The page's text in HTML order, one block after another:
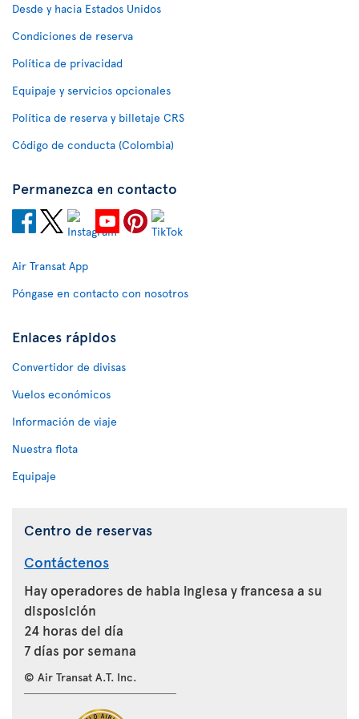
Desde y hacia Estados Unidos
Condiciones de reserva
Política de privacidad
Equipaje y servicios opcionales
Política de reserva y billetaje CRS
Código de conducta (Colombia)
Permanezca en contacto
Air Transat App
Póngase en contacto con nosotros
Enlaces rápidos
Convertidor de divisas
Vuelos económicos
Información de viaje
Nuestra flota
Equipaje
Centro de reservas
Contáctenos
Hay operadores de habla inglesa y francesa a su
disposición
24 horas del día
7 días por semana
© Air Transat A.T. Inc.